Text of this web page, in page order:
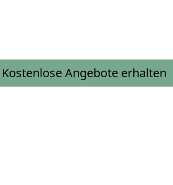
Kostenlose Angebote erhalten